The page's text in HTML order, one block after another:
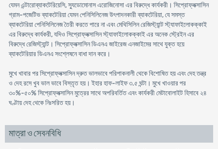
যেমন এন্টারোব্যাকটেরিয়েসি, স্যুডোমোনাস এরোজিনোসা এর বিরুদ্ধে কার্যকরী। সিপ্রোফ্লক্সাসিন
গ্রাম-পজেটিভ ব্যাকটেরিয়া যেমন পেনিসিলিনেজ উৎপাদনকারী ব্যাকটেরিয়া, যে সমস্ত
ব্যাকটেরিয়া পেনিসিলিনেজ তৈরী করতে পারে না এবং মেথিসিলিন রেজিস্ট্যান্ট স্ট্যাফাইলোকক্কাই
এর বিরুদ্ধে কার্যকরী, যদিও সিপ্রোফ্লক্সাসিন স্ট্যাফাইলোকক্কাই এর অনেক স্ট্রেইন এর
বিরুদ্ধে রেজিস্ট্যান্ট। সিপ্রোফ্লক্সাসিন ডিএনএ জাইরেজ এনজাইমের সাথে যুক্ত হয়ে
ব্যাকটেরিয়ার ডিএনএ সংশ্লেষনে বাধা দান করে।
মুখে খাবার পর সিপ্রোফ্লক্সাসিন দ্রুত ভালভাবে পরিপাকনালী থেকে বিশোষিত হয় এবং দেহ তন্ত্র
ও দেহ রসে খুব ভাল ভাবে বিস্তৃত হয়। ইহার হাফ-লাইফ ৩.৫ ঘন্টা। মুখে খাওয়ার পর
৩০%-৫০% সিপ্রোফ্লক্সাসিন মুত্রের সাথে অপরিবর্তিত এবং কার্যকরী মেটাবোলাইট হিসাবে ২৪
ঘণ্টায় দেহ থেকে নিঃসরিত হয়।
মাত্রা ও সেবনবিধি